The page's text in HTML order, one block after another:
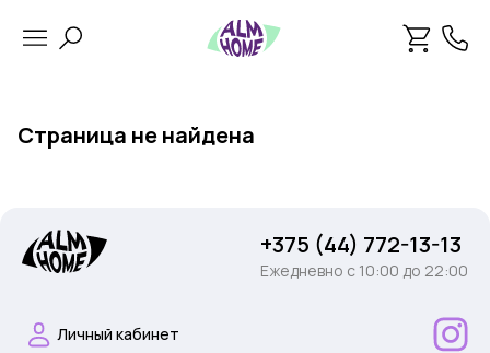
Страница не найдена
+375 (44) 772-13-13
Ежедневно c 10:00 до 22:00
Личный кабинет